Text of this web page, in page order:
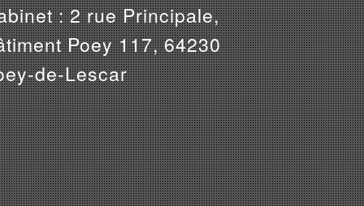
: 2 rue Principale,
Poey 117, 64230
de-Lescar